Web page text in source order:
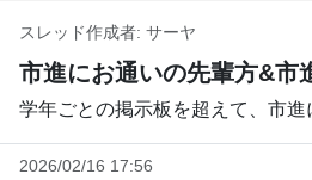
スレッド作成者: サーヤ
2026/02/16 17:56